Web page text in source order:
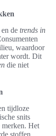
de trends in
waardoor
wordt. Dit
die niet
tijdloze
snits
Het
stoffen